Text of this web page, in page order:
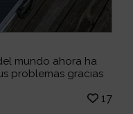
mundo ahora ha
problemas gracias
17